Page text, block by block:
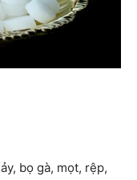
bọ gà, mọt, rệp,